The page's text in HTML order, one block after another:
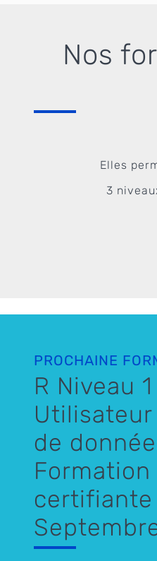
Nos
Elles
3
PROCHAINE
R Niveau
de
Formation
certifiante